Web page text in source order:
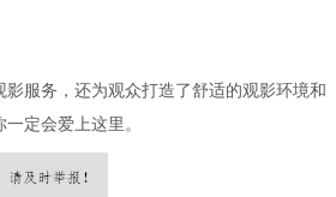
服务，还为观众打造了舒适的观影环境和
定会爱上这里。